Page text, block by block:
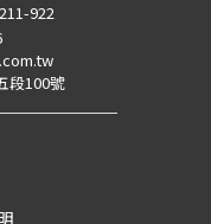
922
段100號